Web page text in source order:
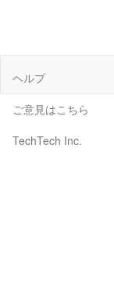
ヘルプ
ご意見はこちら
TechTech Inc.